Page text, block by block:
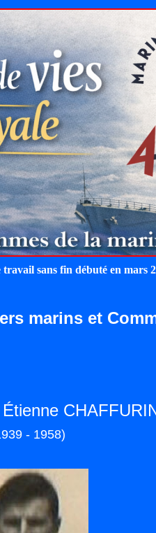
sans fin débuté en mars
marins et
- 1958)